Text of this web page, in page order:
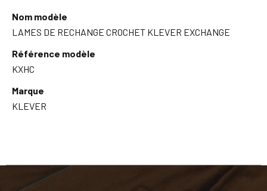
Nom modèle
LAMES DE RECHANGE CROCHET KLEVER EXCHANGE
Référence modèle
KXHC
Marque
KLEVER